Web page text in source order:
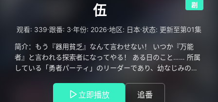
伍
剧
观看: 339·跟番: 3·年份: 2026·地区: 日本·状态: 更新至第01集
简介：もう『器用貧乏』なんて言わせない！ いつか『万能
者』と言われる探索者になってやる！ ある日のこと…… 所属
している「勇者パーティ」のリーダーであり、幼なじみのオ
立即播放 追番